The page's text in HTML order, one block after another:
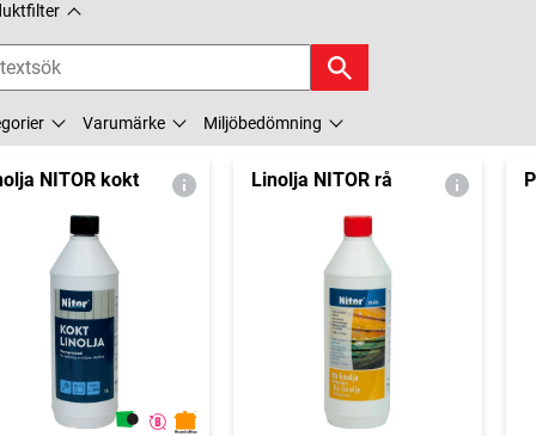
Varumärke Miljöbedömning
NITOR kokt Linolja NITOR rå